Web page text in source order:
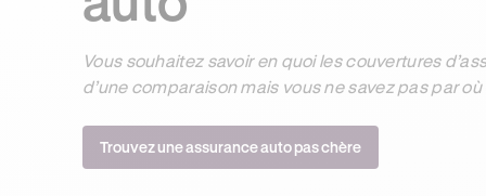
Vous souhaitez savoir en quoi les couvertures
d’une comparaison mais vous ne savez pas par
Trouvez une assurance auto pas chère